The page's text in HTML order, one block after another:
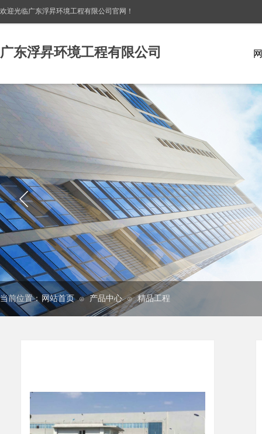
欢迎光临广东浮昇环境工程有限公司 官网！
广东浮昇环境工程有限公司
当前位置： 网站首页 ⊙ 产品中心 ⊙ 精品工程